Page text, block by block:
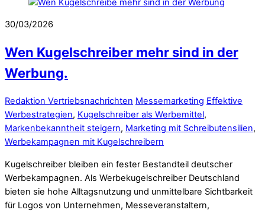
30/03/2026
Wen Kugelschreiber mehr sind in der
Werbung.
Redaktion Vertriebsnachrichten Messemarketing Effektive
Werbestrategien, Kugelschreiber als Werbemittel,
Markenbekanntheit steigern, Marketing mit Schreibutensilien,
Werbekampagnen mit Kugelschreibern
Kugelschreiber bleiben ein fester Bestandteil deutscher
Werbekampagnen. Als Werbekugelschreiber Deutschland
bieten sie hohe Alltagsnutzung und unmittelbare Sichtbarkeit
für Logos von Unternehmen, Messeveranstaltern,